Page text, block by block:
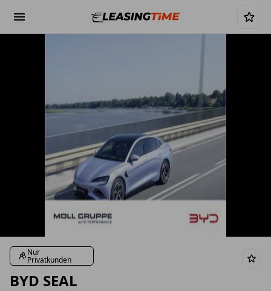
Nur
Privatkunden
BYD SEAL